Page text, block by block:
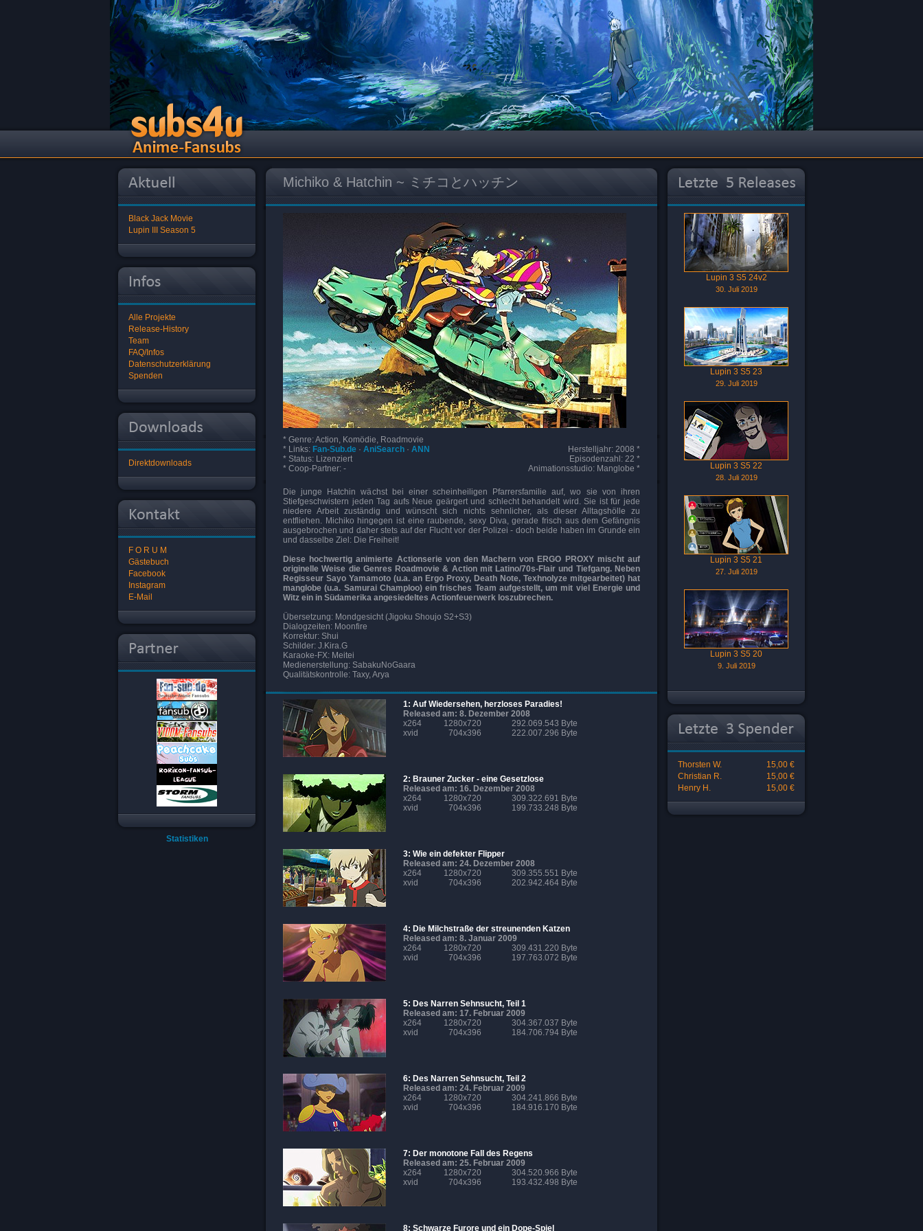
Black Jack Movie
Lupin III Season 5
Alle Projekte
Release-History
Team
FAQ/Infos
Datenschutzerklärung
Spenden
Direktdownloads
F O R U M
Gästebuch
Facebook
Instagram
E-Mail
Statistiken
Michiko & Hatchin ~ ミチコとハッチン
* Genre: Action, Komödie, Roadmovie
* Links: Fan-Sub.de · AniSearch · ANN
* Status: Lizenziert
* Coop-Partner: -
Herstelljahr: 2008 *
Episodenzahl: 22 *
Animationsstudio: Manglobe *
Die junge Hatchin wächst bei einer scheinheiligen Pfarrersfamilie auf, wo sie von ihren
Stiefgeschwistern jeden Tag aufs Neue geärgert und schlecht behandelt wird. Sie ist für jede
niedere Arbeit zuständig und wünscht sich nichts sehnlicher, als dieser Alltagshölle zu
entfliehen. Michiko hingegen ist eine raubende, sexy Diva, gerade frisch aus dem Gefängnis
ausgebrochen und daher stets auf der Flucht vor der Polizei - doch beide haben im Grunde ein
und dasselbe Ziel: Die Freiheit!
Diese hochwertig animierte Actionserie von den Machern von ERGO PROXY mischt auf
originelle Weise die Genres Roadmovie & Action mit Latino/70s-Flair und Tiefgang. Neben
Regisseur Sayo Yamamoto (u.a. an Ergo Proxy, Death Note, Texhnolyze mitgearbeitet) hat
manglobe (u.a. Samurai Champloo) ein frisches Team aufgestellt, um mit viel Energie und
Witz ein in Südamerika angesiedeltes Actionfeuerwerk loszubrechen.
Übersetzung: Mondgesicht (Jigoku Shoujo S2+S3)
Dialogzeiten: Moonfire
Korrektur: Shui
Schilder: J.Kira.G
Karaoke-FX: Meitei
Medienerstellung: SabakuNoGaara
Qualitätskontrolle: Taxy, Arya
1: Auf Wiedersehen, herzloses Paradies!
Released am: 8. Dezember 2008
x264
1280x720
292.069.543 Byte
xvid
704x396 222.007.296 Byte
2: Brauner Zucker - eine Gesetzlose
Released am: 16. Dezember 2008
x264
1280x720
309.322.691 Byte
xvid
704x396 199.733.248 Byte
3: Wie ein defekter Flipper
Released am: 24. Dezember 2008
x264
1280x720
309.355.551 Byte
xvid
704x396 202.942.464 Byte
4: Die Milchstraße der streunenden Katzen
Released am: 8. Januar 2009
x264
1280x720
309.431.220 Byte
xvid
704x396 197.763.072 Byte
5: Des Narren Sehnsucht, Teil 1
Released am: 17. Februar 2009
x264
1280x720
304.367.037 Byte
xvid
704x396 184.706.794 Byte
6: Des Narren Sehnsucht, Teil 2
Released am: 24. Februar 2009
x264
1280x720
304.241.866 Byte
xvid
704x396 184.916.170 Byte
7: Der monotone Fall des Regens
Released am: 25. Februar 2009
x264
1280x720
304.520.966 Byte
xvid
704x396 193.432.498 Byte
8: Schwarze Furore und ein Dope-Spiel
Lupin 3 S5 24v2
30. Juli 2019
Lupin 3 S5 23
29. Juli 2019
Lupin 3 S5 22
28. Juli 2019
Lupin 3 S5 21
27. Juli 2019
Lupin 3 S5 20
9. Juli 2019
Thorsten W.
15,00 €
Christian R.
15,00 €
Henry H.
15,00 €